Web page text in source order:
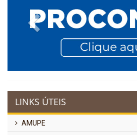
Previous
LINKS ÚTEIS
AMUPE